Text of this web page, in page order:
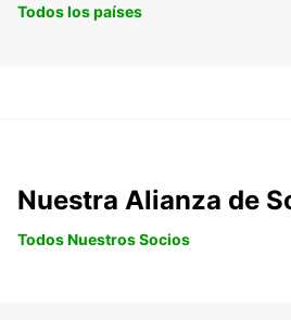
Todos los países
Nuestra Alianza de
Todos Nuestros Socios